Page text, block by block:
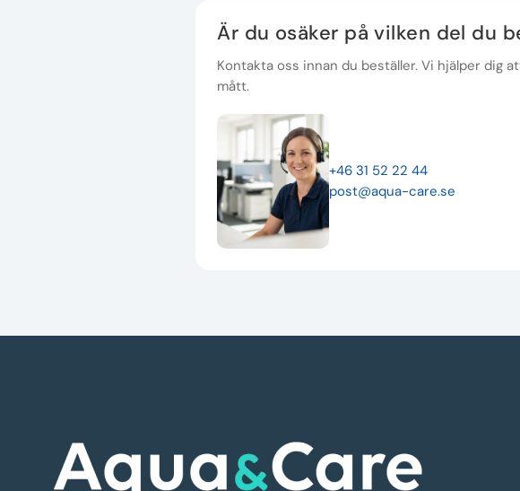
Är du osäker på vilken del du
Kontakta oss innan du beställer. Vi hjälper dig
mått.
+46 31 52 22 44
post@aqua-care.se